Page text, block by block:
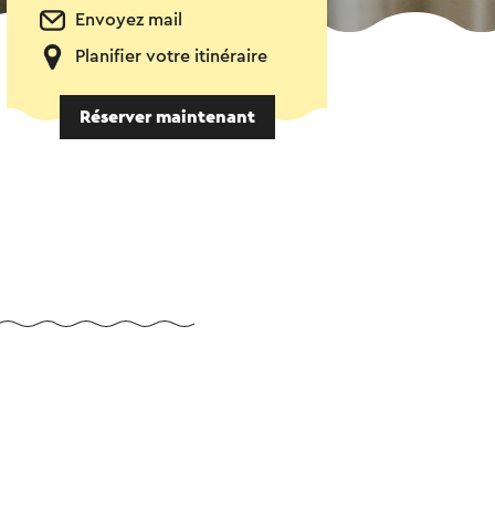
Envoyez mail
Planifier votre itinéraire
Réserver maintenant